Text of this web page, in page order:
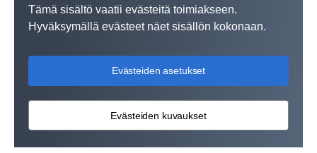
Tämä sisältö vaatii evästeitä toimiakseen.
Hyväksymällä evästeet näet sisällön kokonaan.
Evästeiden asetukset
Evästeiden kuvaukset